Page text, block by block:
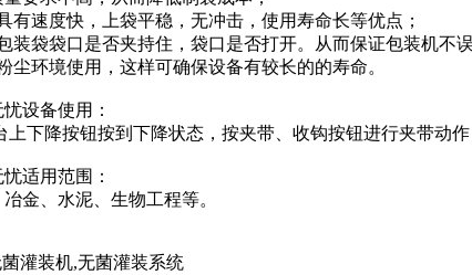
速度快，上袋平稳，无冲击，使用寿命长等优点；
袋袋口是否夹持住，袋口是否打开。从而保证包装机不
环境使用，这样可确保设备有较长的的寿命。
设备使用：
下降按钮按到下降状态，按夹带、收钩按钮进行夹带动
适用范围：
金、水泥、生物工程等。